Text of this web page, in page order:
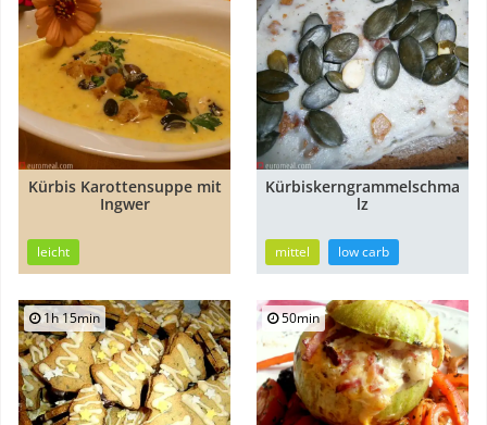
Kürbis Karottensuppe mit
Ingwer
leicht
Kürbiskerngrammelschma
lz
mittel low carb
1h 15min 50min